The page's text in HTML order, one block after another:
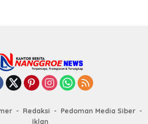
Redaksi
Pedoman Media Siber
Iklan